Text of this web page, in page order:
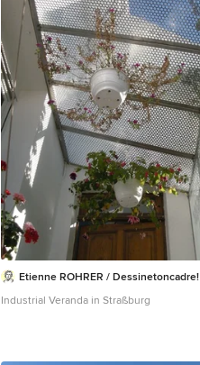
Industrial Veranda in Sonstige
Etienne ROHRER / Dessinetoncadre!
Industrial Veranda in Straßburg